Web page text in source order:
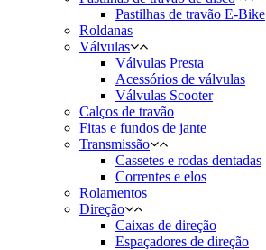
Pastilhas de travão E-Bike
Roldanas
Válvulas
Válvulas Presta
Acessórios de válvulas
Válvulas Scooter
Calços de travão
Fitas e fundos de jante
Transmissão
Cassetes e rodas dentadas
Correntes e elos
Rolamentos
Direção
Caixas de direção
Espaçadores de direção